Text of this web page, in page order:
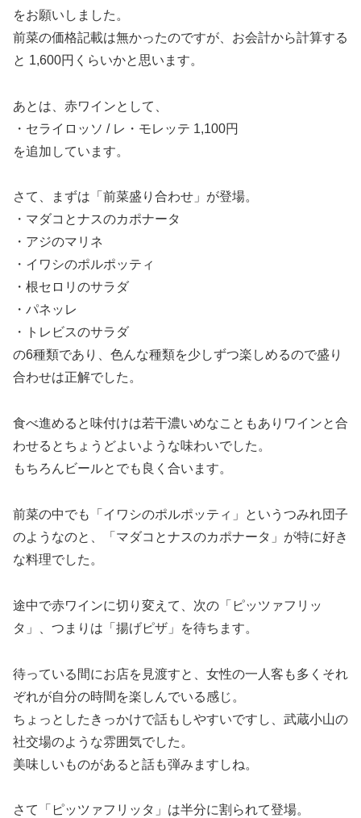
をお願いしました。
前菜の価格記載は無かったのですが、お会計から計算する
と 1,600円くらいかと思います。
あとは、赤ワインとして、
・セライロッソ / レ・モレッテ 1,100円
を追加しています。
さて、まずは「前菜盛り合わせ」が登場。
・マダコとナスのカポナータ
・アジのマリネ
・イワシのポルポッティ
・根セロリのサラダ
・パネッレ
・トレビスのサラダ
の6種類であり、色んな種類を少しずつ楽しめるので盛り
合わせは正解でした。
食べ進めると味付けは若干濃いめなこともありワインと合
わせるとちょうどよいような味わいでした。
もちろんビールとでも良く合います。
前菜の中でも「イワシのポルポッティ」というつみれ団子
のようなのと、「マダコとナスのカポナータ」が特に好き
な料理でした。
途中で赤ワインに切り変えて、次の「ピッツァフリッ
タ」、つまりは「揚げピザ」を待ちます。
待っている間にお店を見渡すと、女性の一人客も多くそれ
ぞれが自分の時間を楽しんでいる感じ。
ちょっとしたきっかけで話もしやすいですし、武蔵小山の
社交場のような雰囲気でした。
美味しいものがあると話も弾みますしね。
さて「ピッツァフリッタ」は半分に割られて登場。